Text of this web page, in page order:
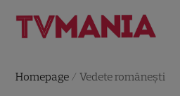
Homepage /Vedete româneşti